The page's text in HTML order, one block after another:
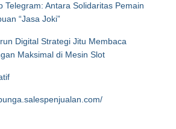
Telegram: Antara Solidaritas Pemain
“Jasa Joki”
Digital Strategi Jitu Membaca
Maksimal di Mesin Slot